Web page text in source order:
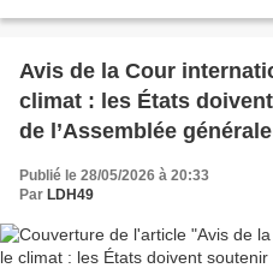
Avis de la Cour
climat : les États
de l’Assemblée
visant à le mettre en
Publié le 28/05/2026 à 20:33
Par LDH49